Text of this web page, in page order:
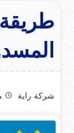
شركة راية